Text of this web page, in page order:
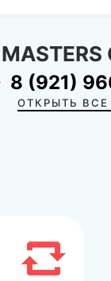
MASTERS
8 (921)
ОТКРЫТЬ